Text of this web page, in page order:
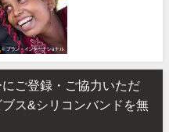
ご登録・ご協力いただ
ス&シリコンバンドを無